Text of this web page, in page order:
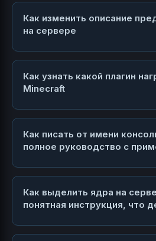
Как изменить описание
на сервере
Как узнать какой плагин
Minecraft
Как писать от имени
полное руководство с
Как выделить ядра на
понятная инструкция, что